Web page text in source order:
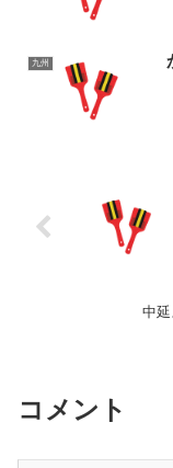
九州
中
コメント